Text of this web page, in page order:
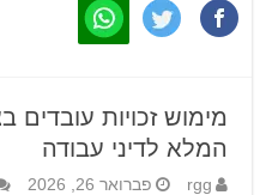
מימוש זכויות
המלא לדיני עבודה
rgg פברואר 26, 2026